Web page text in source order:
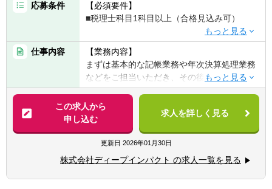
案件ごとにPMが異なり、そこにアサインさ
れたメンバーと一緒に業務を進めていきま
わからないことがあれば、常に他のメンバー
やPMに確認しながら
進めることができます。
多くの社員と関わりながら業務を進めるた
め、コミュニケーションが非常に重要になり
ます。
マネジメントは未経験でもOKです。
PMがサポートし、徐々にリーダーとしての
役割を果たしていただきます。
応募条件
【必須要件】
■税理士科目1科目以上（合格見込み可）
※公認会計士をめざしたい方歓迎！公認会計
士の勉強をしていた方も大歓迎！
【歓迎要件】
■簿記1級や税理士、公認会計士の資格取得を
めざして勉強している方
→税理士や公認会計士をめざして勉強中の方
は家賃補助の対象の可能性があります。※詳
細は諸手当の欄にてご確認ください。
■事業会社での経理実務経験がある方、税務
仕事内容
【業務内容】
まずは基本的な記帳業務や年次決算処理業務
などをご担当いただき、その後、会計コンサ
ルティング業務にも徐々に関わっていただき
ます。
【ご入社後からの担当業務とキャリアイメー
ジ】
▽1.2年目
■記帳代行業務（月次記帳から年次決算処
理）
この求人から
申し込む
求人を詳しく見る
更新日 2026年01月30日
株式会社ディープインパクト の求人一覧を見る